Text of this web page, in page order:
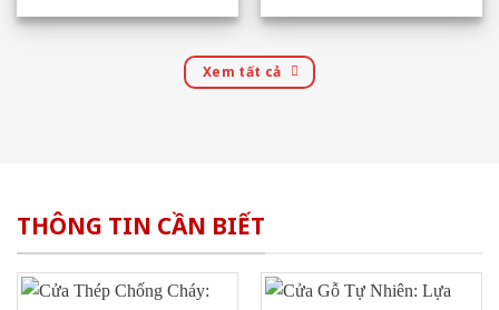
Xem tất cả
THÔNG TIN CẦN BIẾT